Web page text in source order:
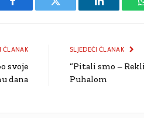
Facebook Twitter LinkedIn
ČLANAK
svoje
dana
SLJEDEĆI ČLANAK
“Pitali smo –
Puhalom